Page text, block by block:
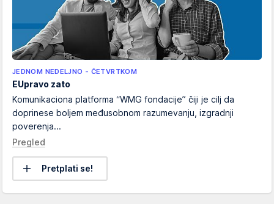
JEDNOM NEDELJNO - ČETVRTKOM
EUpravo zato
Komunikaciona platforma “WMG fondacije” čiji je cilj da
doprinese boljem međusobnom razumevanju, izgradnji
poverenja...
Pregled
Pretplati se!